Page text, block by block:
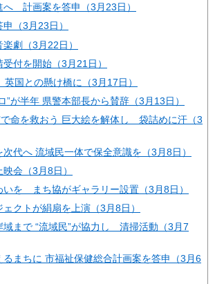
へ 計画案を答申（3月23日）
（3月23日）
劇（3月22日）
付を開始（3月21日）
国との懸け橋に（3月17日）
”が半年 県警本部長から賛辞（3月13日）
で命を救おう 巨大絵を解体し 袋詰めに汗（3
代へ 流域民一体で保全意識を（3月8日）
会（3月8日）
いを まち協がギャラリー設置（3月8日）
クトが絹扇を上演（3月8日）
域まで “流域民”が協力し 清掃活動（3月7
るまちに 市福祉保健総合計画案を答申（3月6